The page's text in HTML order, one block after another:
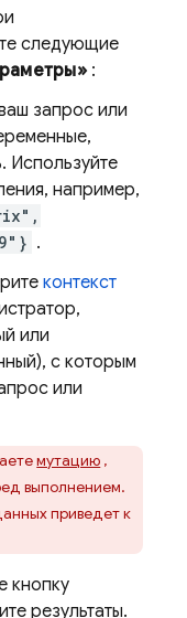
следующие
:
запрос или
Используйте
например,
.
контекст
или
с которым
или
мутацию ,
выполнением.
приведет к
кнопку
результаты.